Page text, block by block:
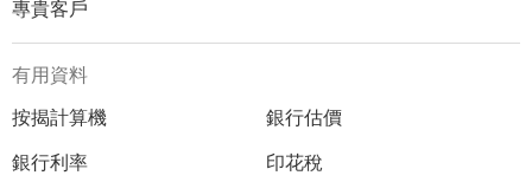
專貴客戶
有用資料
按揭計算機
銀行估價
銀行利率
印花稅